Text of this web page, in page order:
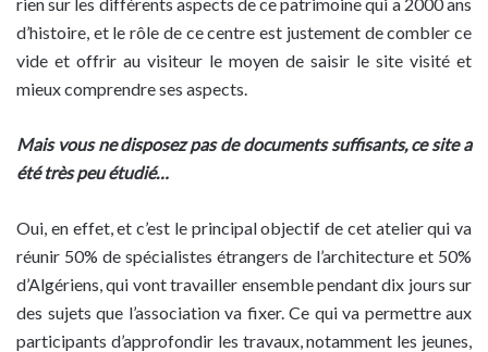
d’histoire, et le rôle de ce centre est justement de combler ce
vide et offrir au visiteur le moyen de saisir le site visité et
mieux comprendre ses aspects.
Mais vous ne disposez pas de documents suffisants, ce site a
été très peu étudié…
Oui, en effet, et c’est le principal objectif de cet atelier qui va
réunir 50% de spécialistes étrangers de l’architecture et 50%
d’Algériens, qui vont travailler ensemble pendant dix jours sur
des sujets que l’association va fixer. Ce qui va permettre aux
participants d’approfondir les travaux, notamment les jeunes,